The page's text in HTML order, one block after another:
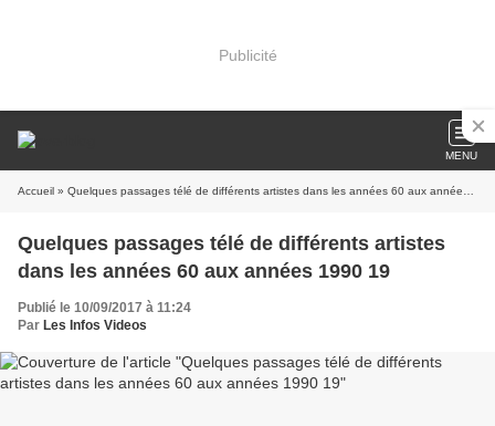
Publicité
MENU
Accueil » Quelques passages télé de différents artistes dans les années 60 aux années 1990 19
Quelques passages télé de différents artistes
dans les années 60 aux années 1990 19
Publié le 10/09/2017 à 11:24
Par Les Infos Videos